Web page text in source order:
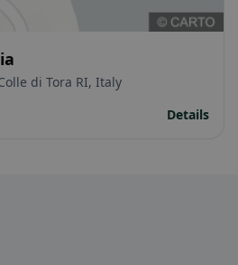
di Tora RI, Italy
Details